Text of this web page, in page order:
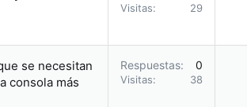
Visitas 29
se necesitan
consola más
Respuestas 0
Visitas 38